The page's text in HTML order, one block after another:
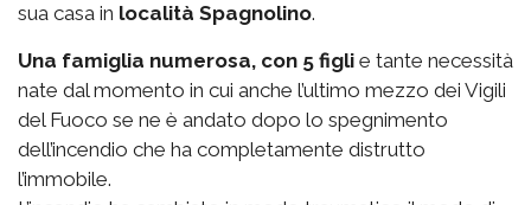
sua casa in località Spagnolino.
Una famiglia numerosa, con 5 figli e tante necessità
nate dal momento in cui anche l’ultimo mezzo dei Vigili
del Fuoco se ne è andato dopo lo spegnimento
dell’incendio che ha completamente distrutto
l’immobile.